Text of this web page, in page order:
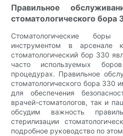
Правильное
стоматологического бора
Стоматологические
инструментом в арсенале
стоматологический бор 330
часто используемых
процедурах. Правильное
стоматологического бора 330
для обеспечения
врачей-стоматологов, так и
обсудим важность
стерилизации
подробное руководство по